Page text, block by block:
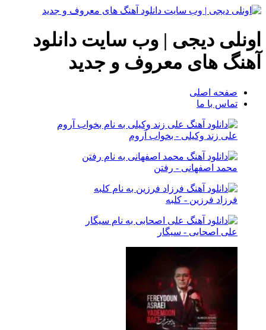
اونلی دیجی | وب سایت دانلود
آهنگ های معروف و جدید
صفحه اصلی
تماس با ما
علی زند وکیلی - بخواب آروم
محمد اصفهانی - رفتن
فرزاد فرزین - کلبه
علی اصحابی - سیگار